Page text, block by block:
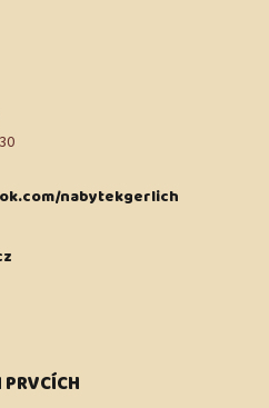
nabytekgerlich